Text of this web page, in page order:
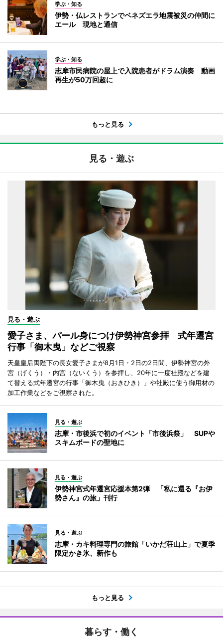
学ぶ・知る
伊勢・仏レストランでベネズエラ地震被災の仲間に
エール 現地と通信
学ぶ・知る
志摩市民病院の屋上で入院患者がドラム演奏 動画
再生が50万回超に
もっと見る
見る・遊ぶ
見る・遊ぶ
愛子さま、パール身につけ伊勢神宮参拝 式年遷宮
行事「御木曳」などご視察
天皇皇后両陛下の長女愛子さまが8月1日・2日の2日間、伊勢神宮の外
宮（げくう）・内宮（ないくう）を参拝し、20年に一度社殿などを建
て替える式年遷宮の行事「御木曳（おきひき）」や社殿に使う御用材の
加工作業などをご視察された。
見る・遊ぶ
志摩・市後浜で初のイベント「市後浜祭」 SUPや
スキムボードの聖地に
見る・遊ぶ
伊勢神宮式年遷宮応援本第2弾 「私に還る『お伊
勢さん』の旅」刊行
見る・遊ぶ
志摩・カキ料理専門の旅館「いかだ荘山上」で夏季
限定かき氷、新作も
もっと見る
暮らす・働く